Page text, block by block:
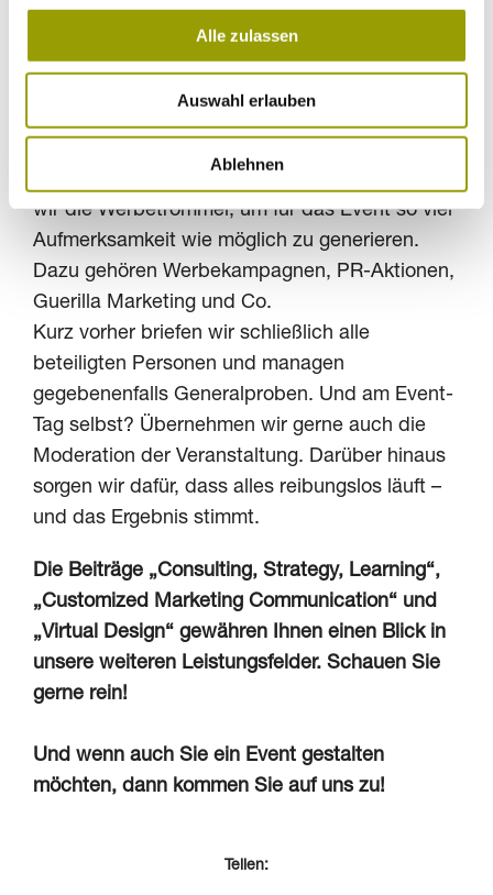
Alle zulassen
Auswahl erlauben
Ablehnen
die richtige Lösung parat! Unsere Kund_innen
profitieren auf diese Weise von einem
wir die Werbetrommel, um für das Event so viel
Aufmerksamkeit wie möglich zu generieren.
Dazu gehören Werbekampagnen, PR-Aktionen,
Guerilla Marketing und Co.
Kurz vorher briefen wir schließlich alle
beteiligten Personen und managen
gegebenenfalls Generalproben. Und am Event-
Tag selbst? Übernehmen wir gerne auch die
Moderation der Veranstaltung. Darüber hinaus
sorgen wir dafür, dass alles reibungslos läuft –
und das Ergebnis stimmt.
Die Beiträge „Consulting, Strategy, Learning“,
„Customized Marketing Communication“ und
„Virtual Design“ gewähren Ihnen einen Blick in
unsere weiteren Leistungsfelder. Schauen Sie
gerne rein!
Und wenn auch Sie ein Event gestalten
möchten, dann kommen Sie auf uns zu!
Teilen: